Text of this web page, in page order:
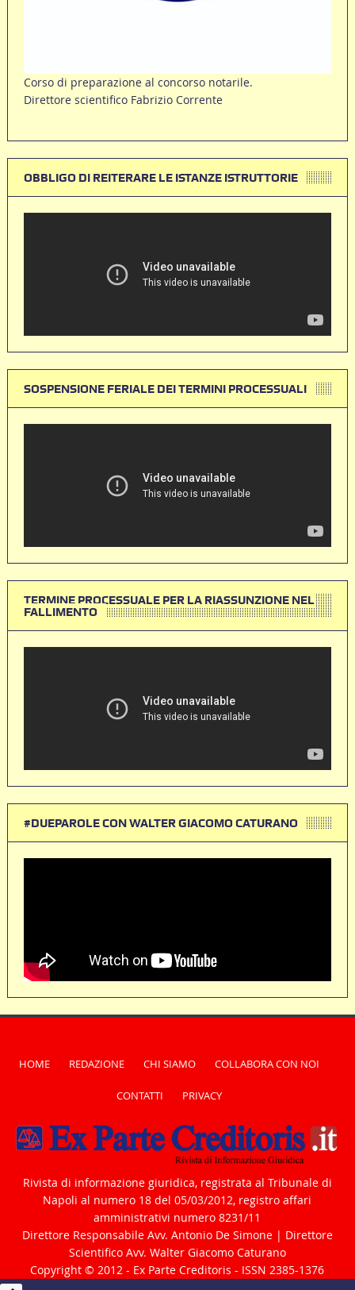
Corso di preparazione al concorso notarile.
Direttore scientifico Fabrizio Corrente
OBBLIGO DI REITERARE LE ISTANZE ISTRUTTORIE
SOSPENSIONE FERIALE DEI TERMINI PROCESSUALI
TERMINE PROCESSUALE PER LA RIASSUNZIONE NEL
FALLIMENTO
#DUEPAROLE CON WALTER GIACOMO CATURANO
HOME REDAZIONE CHI SIAMO COLLABORA CON NOI
CONTATTI PRIVACY
Rivista di informazione giuridica, registrata al Tribunale di
Napoli al numero 18 del 05/03/2012, registro affari
amministrativi numero 8231/11
Direttore Responsabile Avv. Antonio De Simone | Direttore
Scientifico Avv. Walter Giacomo Caturano
Copyright © 2012 - Ex Parte Creditoris - ISSN 2385-1376